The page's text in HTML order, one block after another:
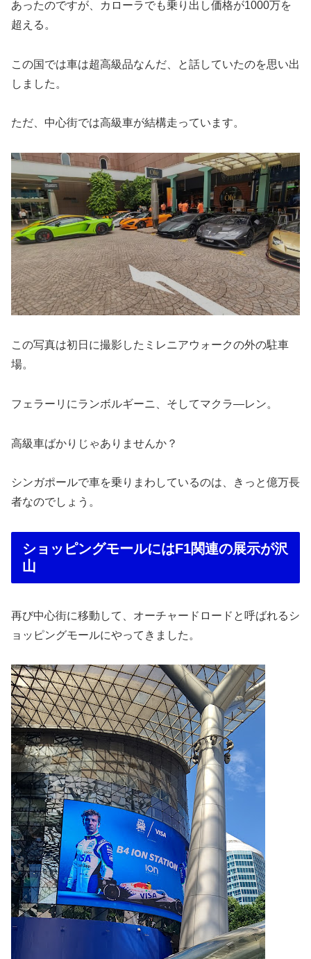
あったのですが、カローラでも乗り出し価格が1000万を
超える。
この国では車は超高級品なんだ、と話していたのを思い出
しました。
ただ、中心街では高級車が結構走っています。
この写真は初日に撮影したミレニアウォークの外の駐車
場。
フェラーリにランボルギーニ、そしてマクラ―レン。
高級車ばかりじゃありませんか？
シンガポールで車を乗りまわしているのは、きっと億万長
者なのでしょう。
ショッピングモールにはF1関連の展示が沢
山
再び中心街に移動して、オーチャードロードと呼ばれるシ
ョッピングモールにやってきました。